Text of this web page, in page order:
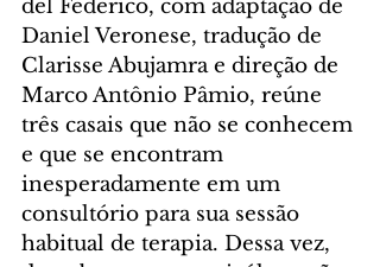
del Federico, com adaptação de
Daniel Veronese, tradução de
Clarisse Abujamra e direção de
Marco Antônio Pâmio, reúne
três casais que não se conhecem
e que se encontram
inesperadamente em um
consultório para sua sessão
habitual de terapia. Dessa vez,